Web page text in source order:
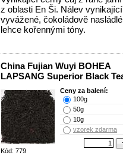
z oblasti En Ši. Nálev
vyvážené, čokoládově
lehce kořennými tóny.
China Fujian Wuyi BOHEA
LAPSANG Superior Black
Kód: 779
Ceny za balení:
100g
50g
10g
vzorek zdarma